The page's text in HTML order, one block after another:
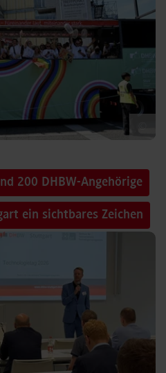
200 DHBW-Angehörige
ein sichtbares Zeichen